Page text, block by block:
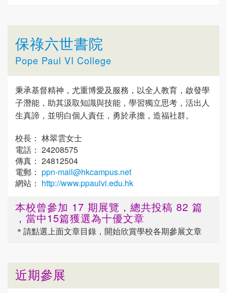
保祿六世書院
Pope Paul VI College
秉承基督精神，尤重博愛及服務，以全人教育，啟發學
子潛能，助其汲取知識與技能，學習獨立思考，活出人
生真諦，並明白個人責任，勇於承擔，造福社群。
校長： 林翠雲女士
電話： 24208575
傳真： 24812504
電郵： ppn-mail@hkcampus.net
網站： http://www.ppaulvi.edu.hk
本校曾參加 17 期展覽，總共投稿 82 篇
，當中15篇獲選為十優文章
＊請點選上面文章目錄，開始欣賞學校各期參展文章
近期參展